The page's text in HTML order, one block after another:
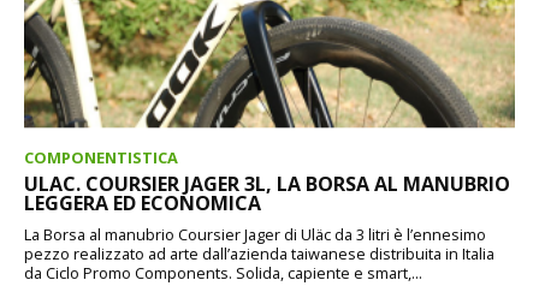
COMPONENTISTICA
ULAC. COURSIER JAGER 3L, LA BORSA AL MANUBRIO
LEGGERA ED ECONOMICA
La Borsa al manubrio Coursier Jager di Uläc da 3 litri è l’ennesimo
pezzo realizzato ad arte dall’azienda taiwanese distribuita in Italia
da Ciclo Promo Components. Solida, capiente e smart,...